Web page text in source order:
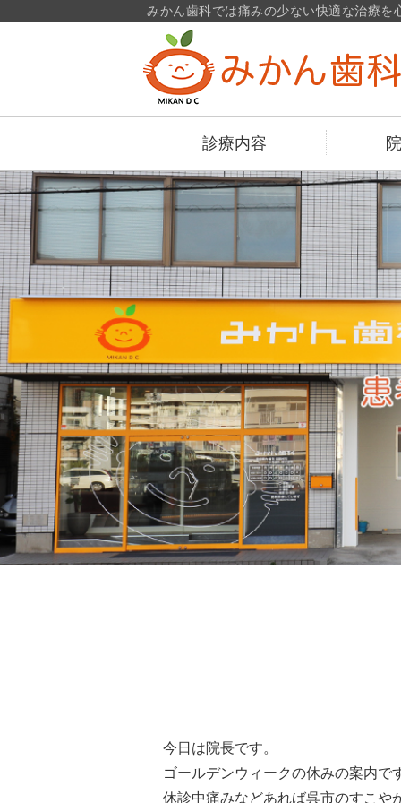
みかん歯科では痛みの少ない快適な治療を
診療内容
今日は院長です。
ゴールデンウィークの休みの案内で
休診中痛みなどあれば呉市のすこや